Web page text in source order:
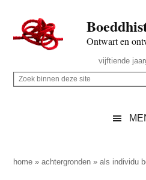
naar
de
inhoud
secondary
naar
de
sidebar
naar
de
Ontwart en
Rechts
vijftiende
Z
p
Z
ihome »achtergronden »als individu